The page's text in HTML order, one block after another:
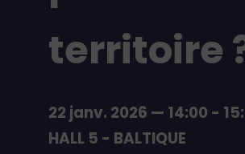
territoire
22 janv. 2026—14:00-
HALL 5 - BALTIQUE